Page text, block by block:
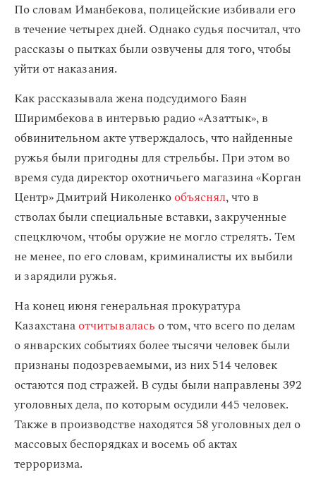
По словам Иманбекова, полицейские избивали его
в течение четырех дней. Однако судья посчитал, что
рассказы о пытках были озвучены для того, чтобы
уйти от наказания.
Как рассказывала жена подсудимого Баян
Ширимбекова в интервью радио «Азаттык», в
обвинительном акте утверждалось, что найденные
ружья были пригодны для стрельбы. При этом во
время суда директор охотничьего магазина «Корган
Центр» Дмитрий Николенкообъяснял, что в
стволах были специальные вставки, закрученные
спецключом, чтобы оружие не могло стрелять. Тем
не менее, по его словам, криминалисты их выбили
и зарядили ружья.
На конец июня генеральная прокуратура
Казахстанаотчитывалась о том, что всего по делам
о январских событиях более тысячи человек были
признаны подозреваемыми, из них 514 человек
остаются под стражей. В суды были направлены 392
уголовных дела, по которым осудили 445 человек.
Также в производстве находятся 58 уголовных дел о
массовых беспорядках и восемь об актах
терроризма.